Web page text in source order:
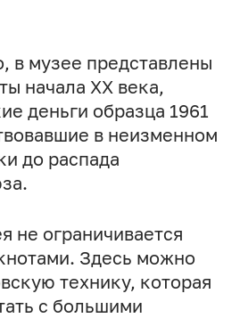
в музее представлены
начала ХХ века,
деньги образца 1961
в неизменном
до распада
не ограничивается
Здесь можно
технику, которая
с большими